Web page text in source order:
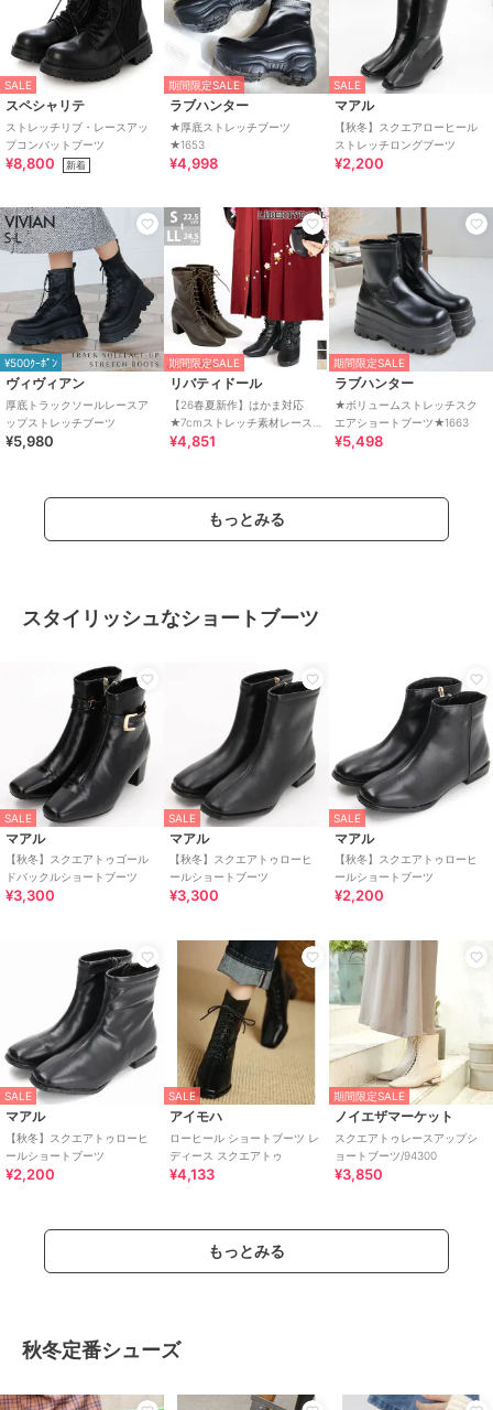
SALE
スペシャリテ
ストレッチリブ・レースアッ
プコンバットブーツ
¥8,800 新着
期間限定SALE
ラブハンター
★厚底ストレッチブーツ
★1653
¥4,998
SALE
マアル
【秋冬】スクエアローヒール
ストレッチロングブーツ
¥2,200
¥500ｸｰﾎﾟﾝ
ヴィヴィアン
厚底トラックソールレースア
ップストレッチブーツ
¥5,980
期間限定SALE
リバティドール
【26春夏新作】はかま対応
★7cmストレッチ素材レース
アップブーツ★9163
¥4,851
期間限定SALE
ラブハンター
★ボリュームストレッチスク
エアショートブーツ★1663
¥5,498
もっとみる
スタイリッシュなショートブーツ
SALE
マアル
【秋冬】スクエアトゥゴール
ドバックルショートブーツ
¥3,300
SALE
マアル
【秋冬】スクエアトゥローヒ
ールショートブーツ
¥3,300
SALE
マアル
【秋冬】スクエアトゥローヒ
ールショートブーツ
¥2,200
SALE
マアル
【秋冬】スクエアトゥローヒ
ールショートブーツ
¥2,200
SALE
アイモハ
ローヒール ショートブーツ レ
ディース スクエアトゥ
¥4,133
期間限定SALE
ノイエザマーケット
スクエアトゥレースアップシ
ョートブーツ/94300
¥3,850
もっとみる
秋冬定番シューズ